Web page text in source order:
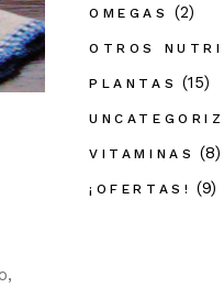
OMEGAS (2)
OTROS
PLANTAS (15)
VITAMINAS (8)
¡OFERTAS! (9)